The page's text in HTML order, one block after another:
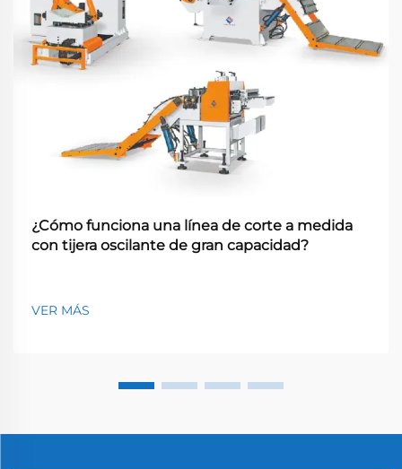
¿Cómo funciona una línea de corte a medida
con tijera oscilante de gran capacidad?
VER MÁS